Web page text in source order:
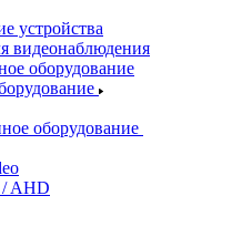
устройства
видеонаблюдения
оборудование
оборудование
AHD